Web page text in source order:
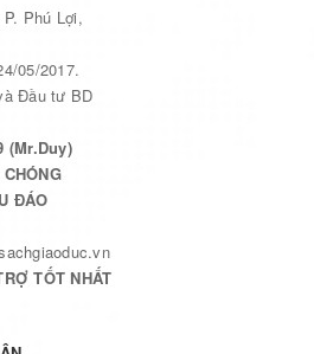
với chữ cái
giáo lớn, gồm 5 cuốn:
Phú Lợi,
05/2017.
Đầu tư BD
(Mr.Duy)
ĐÁO
TỐT NHẤT